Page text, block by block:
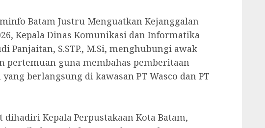
Batam Justru Menguatkan Kejanggalan
Kepala Dinas Komunikasi dan Informatika
Panjaitan, S.STP., M.Si, menghubungi awak
pertemuan guna membahas pemberitaan
berlangsung di kawasan PT Wasco dan PT
Kepala Perpustakaan Kota Batam,